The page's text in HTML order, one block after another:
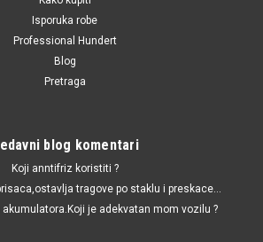
Isporuka robe
Professional Hundert
Blog
Pretraga
blog komentari
Koji anntifriz koristiti ?
tragove po staklu i preskace...
je adekvatan mom vozilu ?